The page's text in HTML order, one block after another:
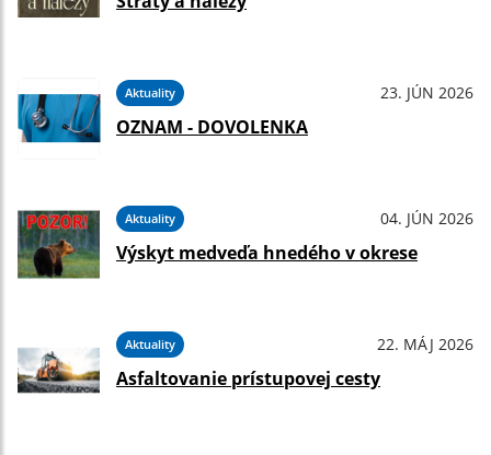
Aktuality 23. JÚN 2026
OZNAM - DOVOLENKA
Aktuality 04. JÚN 2026
Výskyt medveďa hnedého v okrese
Aktuality 22. MÁJ 2026
Asfaltovanie prístupovej cesty